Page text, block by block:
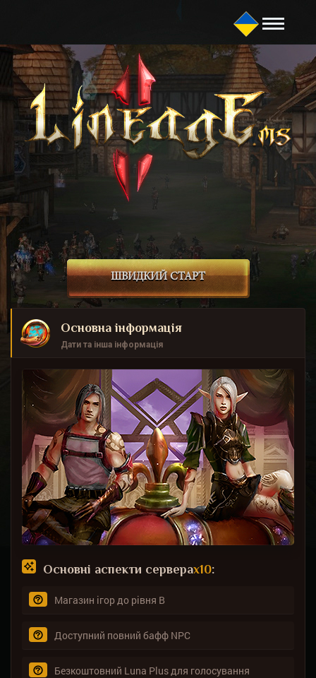
ШВИДКИЙ СТАРТ
Основна інформація
Дати та інша інформація
Основні аспекти серверах10:
Магазин ігор до рівня B
Доступний повний бафф NPC
Безкоштовний Luna Plus для голосування